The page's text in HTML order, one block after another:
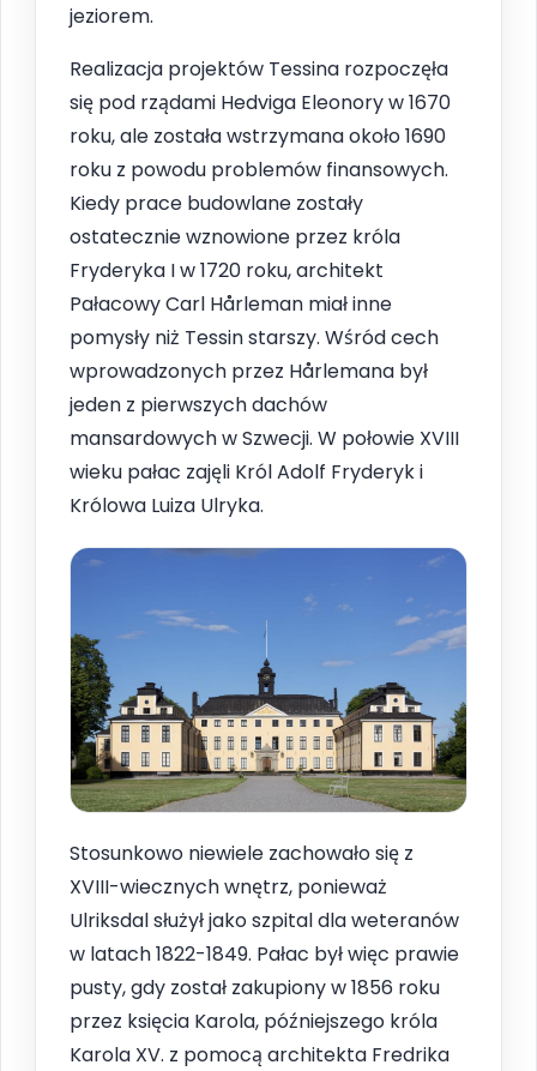
jeziorem.
Realizacja projektów Tessina rozpoczęła
się pod rządami Hedviga Eleonory w 1670
roku, ale została wstrzymana około 1690
roku z powodu problemów finansowych.
Kiedy prace budowlane zostały
ostatecznie wznowione przez króla
Fryderyka I w 1720 roku, architekt
Pałacowy Carl Hårleman miał inne
pomysły niż Tessin starszy. Wśród cech
wprowadzonych przez Hårlemana był
jeden z pierwszych dachów
mansardowych w Szwecji. W połowie XVIII
wieku pałac zajęli Król Adolf Fryderyk i
Królowa Luiza Ulryka.
Stosunkowo niewiele zachowało się z
XVIII-wiecznych wnętrz, ponieważ
Ulriksdal służył jako szpital dla weteranów
w latach 1822-1849. Pałac był więc prawie
pusty, gdy został zakupiony w 1856 roku
przez księcia Karola, późniejszego króla
Karola XV. z pomocą architekta Fredrika